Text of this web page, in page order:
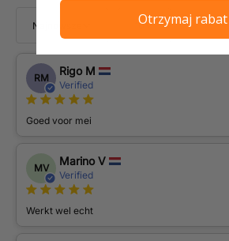
Najnowsze 10
RM
Rigo M
Verified
Goed voor mei
MV
Marino V
Verified
Werkt wel echt
Otrzymaj rabat